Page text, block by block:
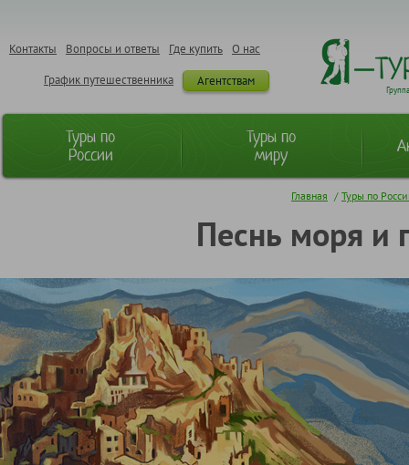
О нас
Где купить
Вопросы и ответы
Контакты
Агентствам
График путешественника
Туры по
России
Туры по
миру
Главная / Туры по
Песнь моря и